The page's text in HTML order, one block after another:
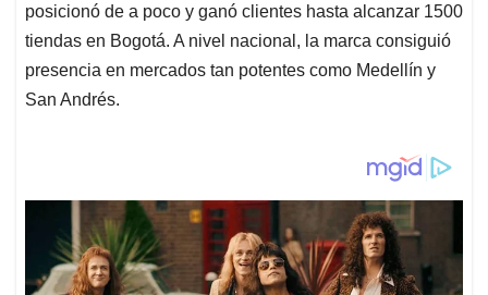
posicionó de a poco y ganó clientes hasta alcanzar 1500
tiendas en Bogotá. A nivel nacional, la marca consiguió
presencia en mercados tan potentes como Medellín y
San Andrés.